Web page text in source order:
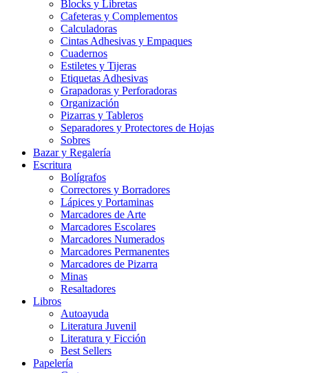
Blocks y Libretas
Cafeteras y Complementos
Calculadoras
Cintas Adhesivas y Empaques
Cuadernos
Estiletes y Tijeras
Etiquetas Adhesivas
Grapadoras y Perforadoras
Organización
Pizarras y Tableros
Separadores y Protectores de Hojas
Sobres
Bazar y Regalería
Escritura
Bolígrafos
Correctores y Borradores
Lápices y Portaminas
Marcadores de Arte
Marcadores Escolares
Marcadores Numerados
Marcadores Permanentes
Marcadores de Pizarra
Minas
Resaltadores
Libros
Autoayuda
Literatura Juvenil
Literatura y Ficción
Best Sellers
Papelería